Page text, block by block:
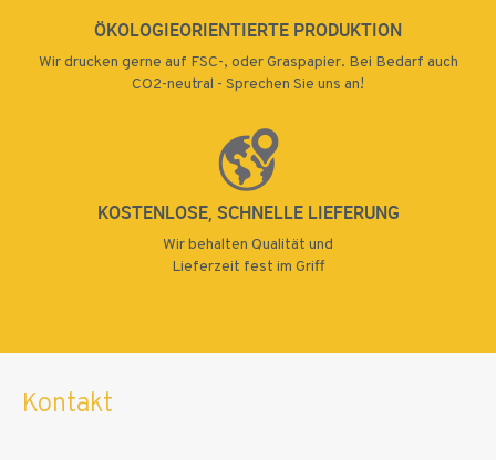
ÖKOLOGIEORIENTIERTE PRODUKTION
Wir drucken gerne auf FSC-, oder Graspapier. Bei Bedarf auch
CO2-neutral - Sprechen Sie uns an!
KOSTENLOSE, SCHNELLE LIEFERUNG
Wir behalten Qualität und
Lieferzeit fest im Griff
Kontakt